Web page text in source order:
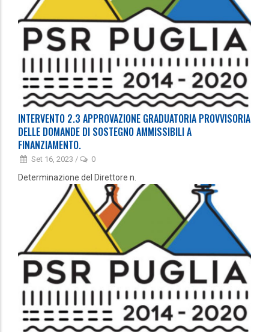
INTERVENTO 2.3 APPROVAZIONE GRADUATORIA PROVVISORIA
DELLE DOMANDE DI SOSTEGNO AMMISSIBILI A
FINANZIAMENTO.
Set 16, 2023 / 0
Determinazione del Direttore n.